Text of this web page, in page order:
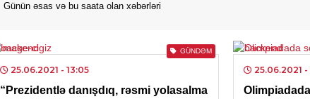
Günün əsas və bu saata olan xəbərləri
GÜNDƏM
25.06.2021 - 13:05
“Prezidentlə danışdıq, rəsmi yolasalma
25.06.2021 -